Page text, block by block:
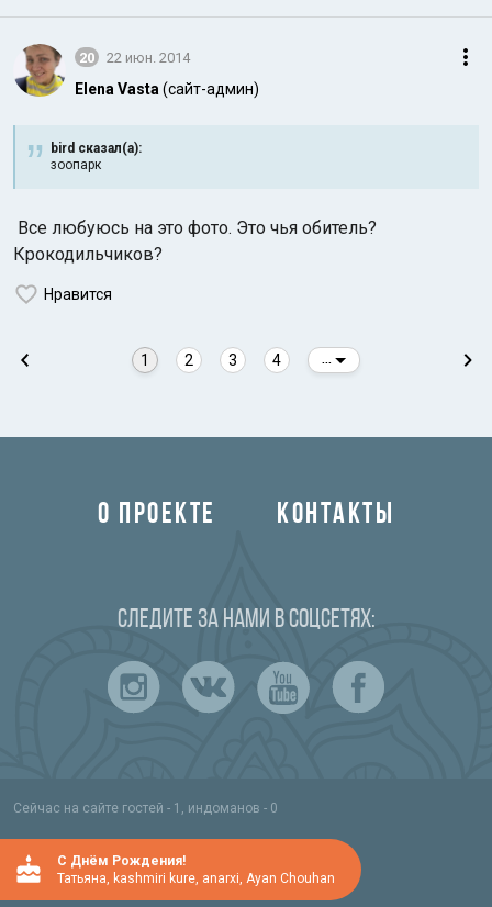
20 22 июн. 2014
Elena Vasta (сайт-админ)
bird сказал(а):
зоопарк
Все любуюсь на это фото. Это чья обитель?
Крокодильчиков?
Нравится
1 2 3 4
О ПРОЕКТЕ КОНТАКТЫ
Следите за нами в соцсетях:
Сейчас на сайте гостей - 1, индоманов - 0
C Днём Рождения!
Татьяна, kashmiri kure, anarxi, Ayan Chouhan